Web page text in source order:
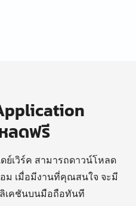
ลดฟรี
ย์เวิร์ค สามารถดาวน์โหลด
ม เมื่อมีงานที่คุณสนใจ จะมี
เคชันบนมือถือทันที